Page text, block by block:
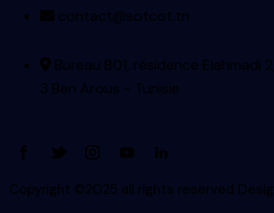
contact@sotcot.tn
Bureau B01, résidence Elahmadi
3 Ben Arous - Tunisie
Copyright ©2025 all rights reserved